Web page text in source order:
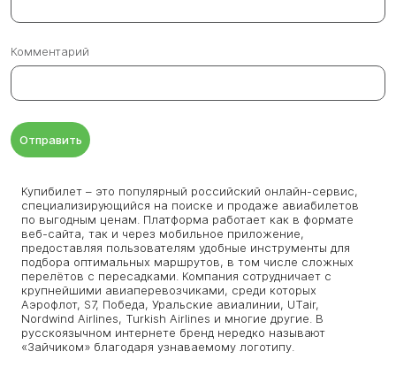
Комментарий
Отправить
Купибилет – это популярный российский онлайн-сервис,
специализирующийся на поиске и продаже авиабилетов
по выгодным ценам. Платформа работает как в формате
веб-сайта, так и через мобильное приложение,
предоставляя пользователям удобные инструменты для
подбора оптимальных маршрутов, в том числе сложных
перелётов с пересадками. Компания сотрудничает с
крупнейшими авиаперевозчиками, среди которых
Аэрофлот, S7, Победа, Уральские авиалинии, UTair,
Nordwind Airlines, Turkish Airlines и многие другие. В
русскоязычном интернете бренд нередко называют
«Зайчиком» благодаря узнаваемому логотипу.